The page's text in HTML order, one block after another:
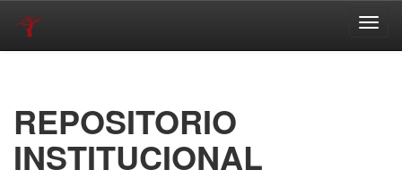
REPOSITORIO
INSTITUCIONAL